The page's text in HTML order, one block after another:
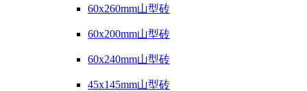
60x260mm山型砖
60x200mm山型砖
60x240mm山型砖
45x145mm山型砖